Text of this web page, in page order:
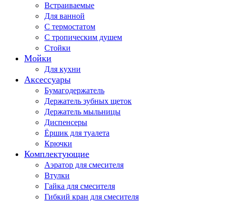
Встраиваемые
Для ванной
С термостатом
С тропическим душем
Стойки
Мойки
Для кухни
Аксессуары
Бумагодержатель
Держатель зубных щеток
Держатель мыльницы
Диспенсеры
Ёршик для туалета
Крючки
Комплектующие
Аэратор для смесителя
Втулки
Гайка для смесителя
Гибкий кран для смесителя